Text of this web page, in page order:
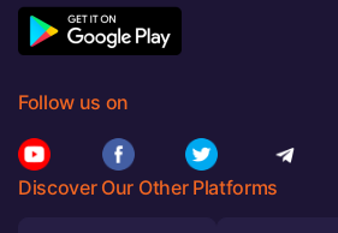
Follow us on
Discover Our Other Platforms